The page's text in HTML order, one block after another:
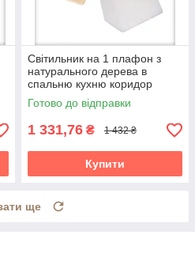
Світильник на 1 плафон з
натурального дерева в
спальню кухню коридор
гардероб бра Квадро/1
Готово до відправки
1 331,76 ₴ 1 432 ₴
Купити
ще